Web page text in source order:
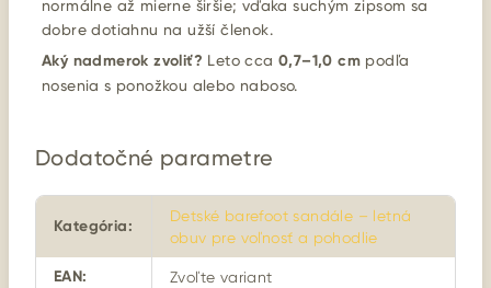
normálne až mierne širšie; vďaka suchým zipsom sa
dobre dotiahnu na užší členok.
Aký nadmerok zvoliť? Leto cca 0,7–1,0 cm podľa
nosenia s ponožkou alebo naboso.
Dodatočné parametre
Kategória:
Detské barefoot sandále – letná
obuv pre voľnosť a pohodlie
EAN: Zvoľte variant